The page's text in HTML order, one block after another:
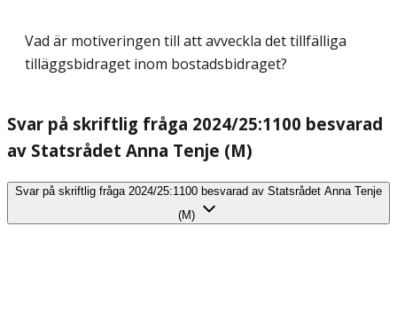
Vad är motiveringen till att avveckla det tillfälliga
tilläggsbidraget inom bostadsbidraget?
Svar på skriftlig fråga 2024/25:1100 besvarad
av Statsrådet Anna Tenje (M)
Svar på skriftlig fråga 2024/25:1100 besvarad av Statsrådet Anna Tenje
(M)